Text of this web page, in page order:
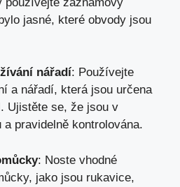
jasné, které obvody jsou
nářadí: Používejte
a nářadí, která jsou určena
Ujistěte se, že jsou v
a pravidelně kontrolována.
: Noste vhodné
jako jsou rukavice,